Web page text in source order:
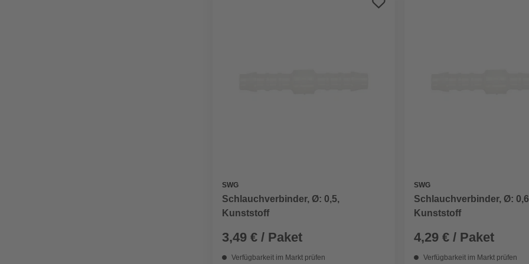
SWG
Schlauchverbinder, Ø: 0,5,
Kunststoff
3,49 € / Paket
Verfügbarkeit im Markt prüfen
SWG
Schlauchverbinder, Ø:
Kunststoff
4,29 € / Paket
Verfügbarkeit im Markt prüfen